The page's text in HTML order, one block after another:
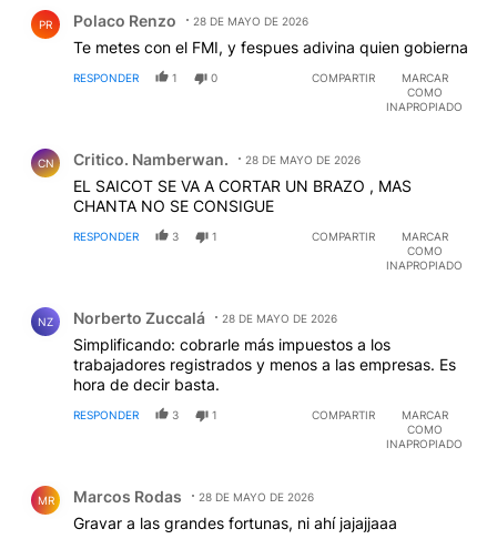
PR Polaco Renzo 28 DE MAYO DE 2026
Te metes con el FMI, y fespues adivina quien gobierna
RESPONDER 1 0 COMPARTIR
MARCAR
COMO
INAPROPIADO
CN Critico. Namberwan. 28 DE MAYO DE 2026
EL SAICOT SE VA A CORTAR UN BRAZO , MAS
CHANTA NO SE CONSIGUE
RESPONDER 3 1 COMPARTIR
MARCAR
COMO
INAPROPIADO
NZ Norberto Zuccalá 28 DE MAYO DE 2026
Simplificando: cobrarle más impuestos a los
trabajadores registrados y menos a las empresas. Es
hora de decir basta.
RESPONDER 3 1 COMPARTIR
MARCAR
COMO
INAPROPIADO
MR Marcos Rodas 28 DE MAYO DE 2026
Gravar a las grandes fortunas, ni ahí jajajjaaa